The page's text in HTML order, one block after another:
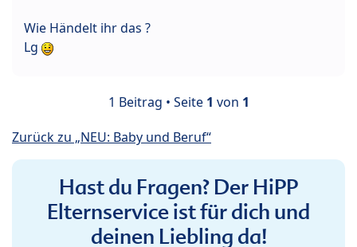
Wie Händelt ihr das ?
Lg
1 Beitrag • Seite 1 von 1
Zurück zu „NEU: Baby und Beruf“
Hast du Fragen? Der HiPP
Elternservice ist für dich und
deinen Liebling da!